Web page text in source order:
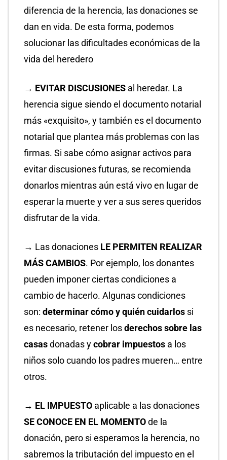
diferencia de la herencia, las donaciones se
dan en vida. De esta forma, podemos
solucionar las dificultades económicas de la
vida del heredero
→ EVITAR DISCUSIONES al heredar. La
herencia sigue siendo el documento notarial
más «exquisito», y también es el documento
notarial que plantea más problemas con las
firmas. Si sabe cómo asignar activos para
evitar discusiones futuras, se recomienda
donarlos mientras aún está vivo en lugar de
esperar la muerte y ver a sus seres queridos
disfrutar de la vida.
→ Las donaciones LE PERMITEN REALIZAR
MÁS CAMBIOS. Por ejemplo, los donantes
pueden imponer ciertas condiciones a
cambio de hacerlo. Algunas condiciones
son: determinar cómo y quién cuidarlos si
es necesario, retener losderechos sobre las
casasdonadas ycobrar impuestos a los
niños solo cuando los padres mueren… entre
otros.
→ EL IMPUESTO aplicable a las donaciones
SE CONOCE EN EL MOMENTOde la
donación, pero si esperamos la herencia, no
sabremos la tributación del impuesto en el